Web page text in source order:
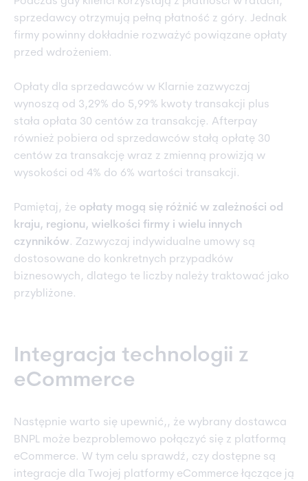
sprzedawcy otrzymują pełną płatność z góry. Jednak
firmy powinny dokładnie rozważyć powiązane opłaty
przed wdrożeniem.
Opłaty dla sprzedawców w Klarnie zazwyczaj
wynoszą od 3,29% do 5,99% kwoty transakcji plus
stała opłata 30 centów za transakcję. Afterpay
również pobiera od sprzedawców stałą opłatę 30
centów za transakcję wraz z zmienną prowizją w
wysokości od 4% do 6% wartości transakcji.
Pamiętaj, że opłaty mogą się różnić w zależności od
kraju, regionu, wielkości firmy i wielu innych
czynników. Zazwyczaj indywidualne umowy są
dostosowane do konkretnych przypadków
biznesowych, dlatego te liczby należy traktować jako
przybliżone.
Integracja technologii z
eCommerce
Następnie warto się upewnić,, że wybrany dostawca
BNPL może bezproblemowo połączyć się z platformą
eCommerce. W tym celu sprawdź, czy dostępne są
integracje dla Twojej platformy eCommerce łączące ją